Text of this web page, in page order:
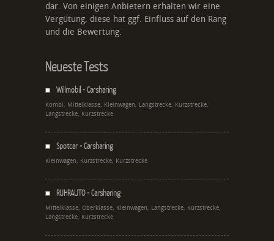
dar. Von einigen Anbietern erhalten wir eine
Vergütung, diese hat ggf. Einfluss auf den Rang
und die Bewertung.
Neueste Tests
Willmobil - Carsharing
Kombi, Mittelklasse, Kleinwagen, Langstrecke, Kurzstrecke,
Langstrecke, Kurzstrecke
Spotcar - Carsharing
Kleinwagen, Kurzstrecke, Kurzstrecke
RUHRAUTO - Carsharing
Mittelklasse, Oberklasse, Kleinwagen, Langstrecke, Kurzstrecke,
Langstrecke, Kurzstrecke